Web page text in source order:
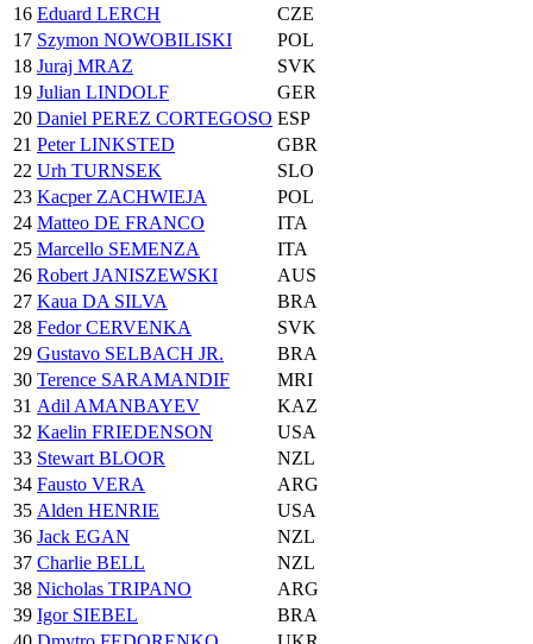
16 Eduard LERCH
CZE
17 Szymon NOWOBILISKI
POL
18 Juraj MRAZ
SVK
19 Julian LINDOLF
GER
20 Daniel PEREZ CORTEGOSO ESP
21 Peter LINKSTED
GBR
22 Urh TURNSEK
SLO
23 Kacper ZACHWIEJA
POL
24 Matteo DE FRANCO
ITA
25 Marcello SEMENZA
ITA
26 Robert JANISZEWSKI
AUS
27 Kaua DA SILVA
BRA
28 Fedor CERVENKA
SVK
29 Gustavo SELBACH JR.
BRA
30 Terence SARAMANDIF
MRI
31 Adil AMANBAYEV
KAZ
32 Kaelin FRIEDENSON
USA
33 Stewart BLOOR
NZL
34 Fausto VERA
ARG
35 Alden HENRIE
USA
36 Jack EGAN
NZL
37 Charlie BELL
NZL
38 Nicholas TRIPANO
ARG
39 Igor SIEBEL
BRA